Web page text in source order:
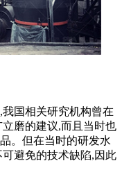
国相关研究机构曾在
磨的建议,而且当时也
。但在当时的研发水
避免的技术缺陷,因此